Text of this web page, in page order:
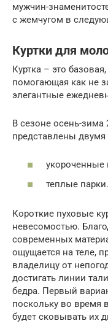
мужчин-
с жемчугом в
Куртки для
Куртка – это
помогающая как не
элегантные
В сезоне осень-зима
представлены
укороченные
теплые парки.
Короткие пуховые
невесомостью.
современных
ощущается на теле,
владелицу от
достигать линии
бедра. Первый
поскольку во время
будет сковывать их